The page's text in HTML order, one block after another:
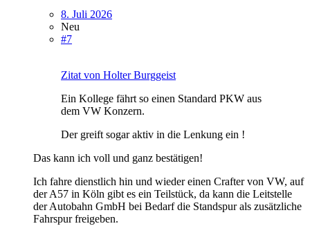
8. Juli 2026
Neu
#7
Zitat von Holter Burggeist
Ein Kollege fährt so einen Standard PKW aus
dem VW Konzern.
Der greift sogar aktiv in die Lenkung ein !
Das kann ich voll und ganz bestätigen!
Ich fahre dienstlich hin und wieder einen Crafter von VW, auf
der A57 in Köln gibt es ein Teilstück, da kann die Leitstelle
der Autobahn GmbH bei Bedarf die Standspur als zusätzliche
Fahrspur freigeben.